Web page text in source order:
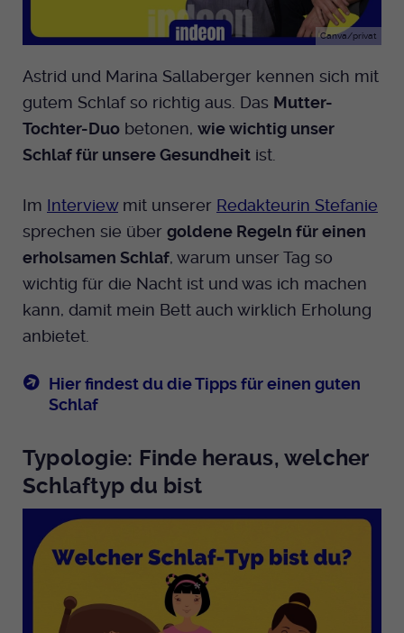
Canva/privat
Astrid und Marina Sallaberger kennen sich mit
gutem Schlaf so richtig aus. Das Mutter-
Tochter-Duo betonen, wie wichtig unser
Schlaf für unsere Gesundheit ist.
Im Interviewmit unserer Redakteurin Stefanie
sprechen sie über goldene Regeln für einen
erholsamen Schlaf, warum unser Tag so
wichtig für die Nacht ist und was ich machen
kann, damit mein Bett auch wirklich Erholung
anbietet.
Hier findest du die Tipps für einen guten
Schlaf
Typologie: Finde heraus, welcher
Schlaftyp du bist